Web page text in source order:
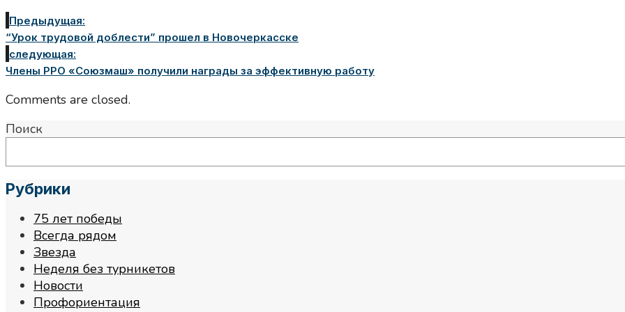
Предыдущая:
“Урок трудовой доблести” прошел в Новочеркасске
следующая:
Члены РРО «Союзмаш» получили награды за эффективную работу
Comments are closed.
Поиск
Рубрики
75 лет победы
Всегда рядом
Звезда
Неделя без турникетов
Новости
Профориентация